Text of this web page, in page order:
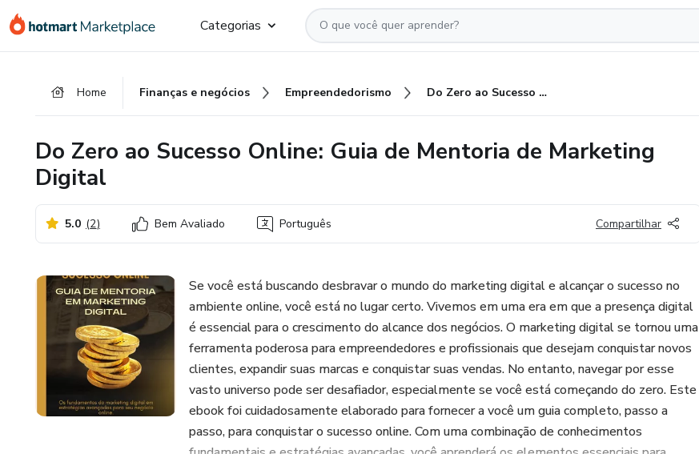
para
para
para
Categorias
Home Finanças e negócios Empreendedorismo Do Zero ao Sucesso Online: Guia de Mentoria de Marketing Digital
Do Zero ao Sucesso Online: Guia de Mentoria de Marketing
Digital
5.0 (2) Bem Avaliado Português Compartilhar
Se você está buscando desbravar o mundo do marketing digital e alcançar o sucesso no
ambiente online, você está no lugar certo. Vivemos em uma era em que a presença digital
é essencial para o crescimento do alcance dos negócios. O marketing digital se tornou uma
ferramenta poderosa para empreendedores e profissionais que desejam conquistar novos
clientes, expandir suas marcas e conquistar suas vendas. No entanto, navegar por esse
vasto universo pode ser desafiador, especialmente se você está começando do zero. Este
ebook foi cuidadosamente elaborado para fornecer a você um guia completo, passo a
passo, para conquistar o sucesso online. Com uma combinação de conhecimentos